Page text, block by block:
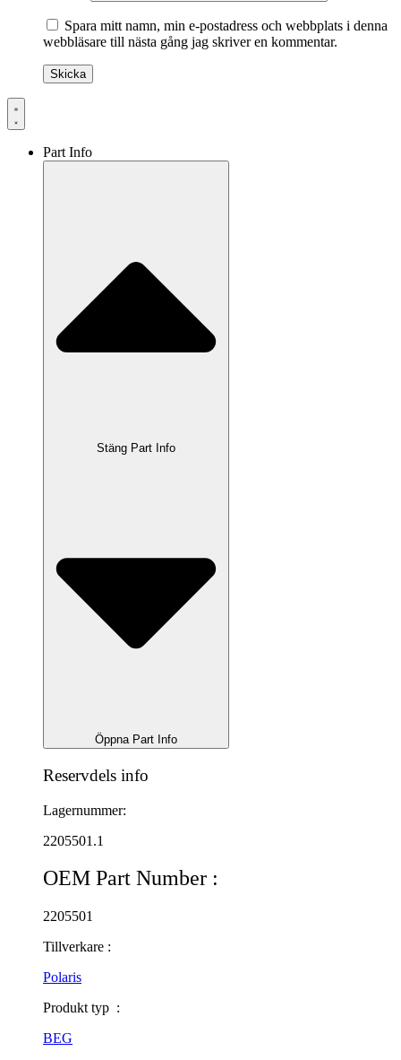
Spara mitt namn, min e-postadress och webbplats i denna
webbläsare till nästa gång jag skriver en kommentar.
Part Info
Stäng Part Info
Öppna Part Info
Reservdels info
Lagernummer:
2205501.1
OEM Part Number :
2205501
Tillverkare :
Polaris
Produkt typ :
BEG